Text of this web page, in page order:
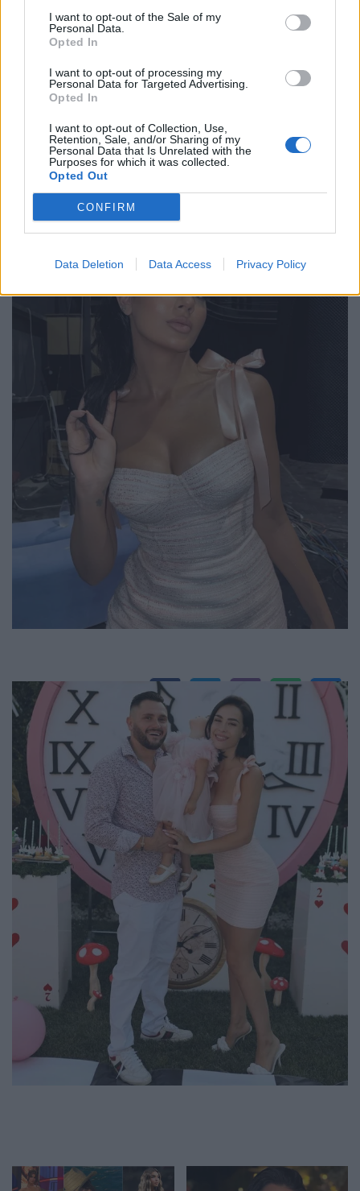
I want to opt-out of the Sale of my
Personal Data.
Opted In
I want to opt-out of processing my
Personal Data for Targeted Advertising.
Opted In
I want to opt-out of Collection, Use,
Retention, Sale, and/or Sharing of my
Personal Data that Is Unrelated with the
Purposes for which it was collected.
Opted Out
CONFIRM
Data Deletion Data Access Privacy Policy